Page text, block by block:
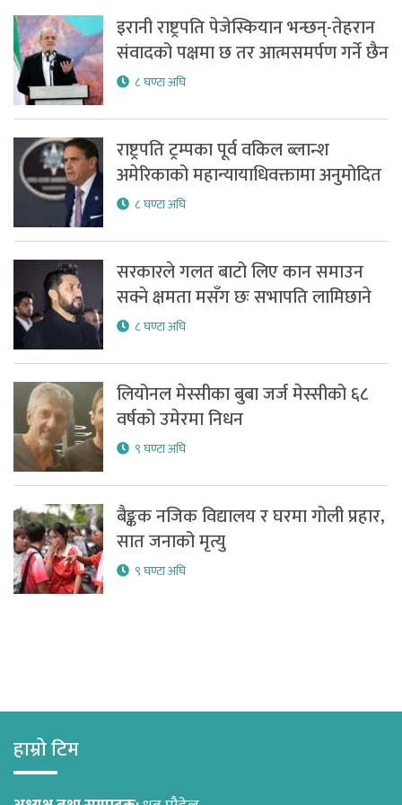
इरानी राष्ट्रपति पेजेस्कियान भन्छन्-तेहरान
संवादको पक्षमा छ तर आत्मसमर्पण गर्ने छैन
८ घण्टा अघि
राष्ट्रपति ट्रम्पका पूर्व वकिल ब्लान्श
अमेरिकाको महान्यायाधिवक्तामा अनुमोदित
८ घण्टा अघि
सरकारले गलत बाटो लिए कान समाउन
सक्ने क्षमता मसँग छः सभापति लामिछाने
८ घण्टा अघि
लियोनल मेस्सीका बुबा जर्ज मेस्सीको ६८
वर्षको उमेरमा निधन
९ घण्टा अघि
बैङ्कक नजिक विद्यालय र घरमा गोली प्रहार,
सात जनाको मृत्यु
९ घण्टा अघि
हाम्रो टिम